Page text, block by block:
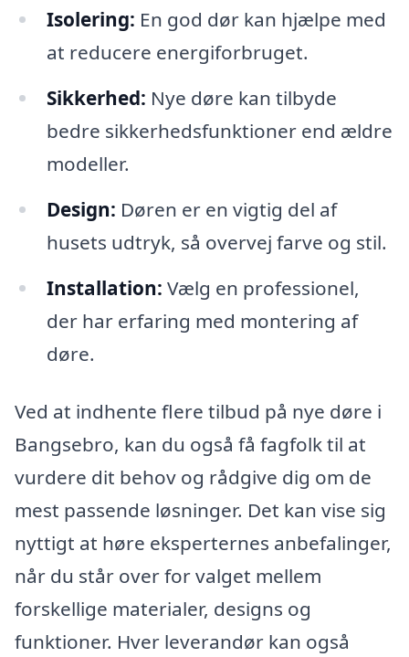
Isolering: En god dør kan hjælpe med
at reducere energiforbruget.
Sikkerhed: Nye døre kan tilbyde
bedre sikkerhedsfunktioner end ældre
modeller.
Design: Døren er en vigtig del af
husets udtryk, så overvej farve og stil.
Installation: Vælg en professionel,
der har erfaring med montering af
døre.
Ved at indhente flere tilbud på nye døre i
Bangsebro, kan du også få fagfolk til at
vurdere dit behov og rådgive dig om de
mest passende løsninger. Det kan vise sig
nyttigt at høre eksperternes anbefalinger,
når du står over for valget mellem
forskellige materialer, designs og
funktioner. Hver leverandør kan også